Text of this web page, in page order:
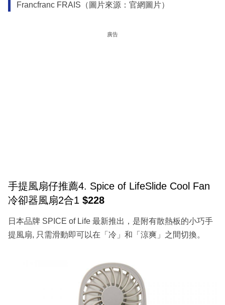
Francfranc FRAIS（圖片來源：官網圖片）
廣告
手提風扇仔推薦4. Spice of LifeSlide Cool Fan
冷卻器風扇2合1 $228
日本品牌 SPICE of Life 最新推出，是附有散熱板的小巧手
提風扇, 只需滑動即可以在「冷」和「涼爽」之間切換。